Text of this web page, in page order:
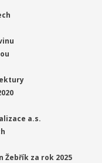
a.s.
Žebřík za rok 2025